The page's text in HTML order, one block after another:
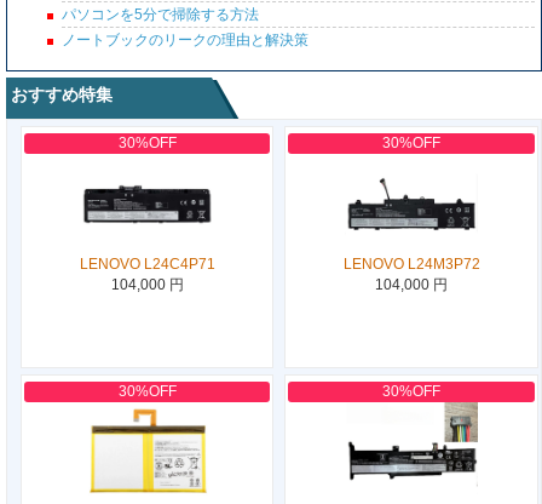
パソコンを5分で掃除する方法
ノートブックのリークの理由と解決策
おすすめ特集
30%OFF
LENOVO L24C4P71
104,000 円
30%OFF
LENOVO L24M3P72
104,000 円
30%OFF 30%OFF